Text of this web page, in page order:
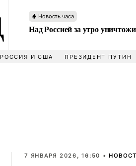
Новость часа
Над Россией за утро
РОССИЯ И США ПРЕЗИДЕНТ ПУТИН
7 ЯНВАРЯ 2026, 16:50 •